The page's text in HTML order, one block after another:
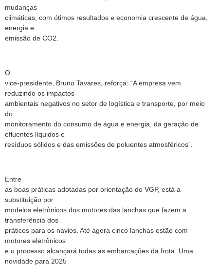
mudanças
climáticas, com ótimos resultados e economia crescente de água,
energia e
emissão de CO2.
O
vice-presidente, Bruno Tavares, reforça: “A empresa vem
reduzindo os impactos
ambientais negativos no setor de logística e transporte, por meio
do
monitoramento do consumo de água e energia, da geração de
efluentes líquidos e
resíduos sólidos e das emissões de poluentes atmosféricos”.
Entre
as boas práticas adotadas por orientação do VGP, está a
substituição por
modelos eletrônicos dos motores das lanchas que fazem a
transferência dos
práticos para os navios. Até agora cinco lanchas estão com
motores eletrônicos
e o processo alcançará todas as embarcações da frota. Uma
novidade para 2025